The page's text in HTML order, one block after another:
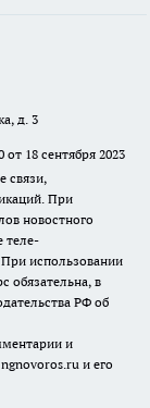
д. 3
от 18 сентября 2023
связи,
При
новостного
теле-
использовании
обязательна, в
РФ об
и
и его